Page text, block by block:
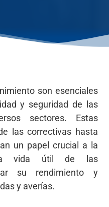
son esenciales
y seguridad de las
sectores. Estas
las correctivas hasta
un papel crucial a la
vida útil de las
su rendimiento y
y averías.